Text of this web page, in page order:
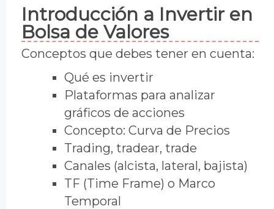
Introducción a Invertir en
Bolsa de Valores
Conceptos que debes tener en cuenta:
Qué es invertir
Plataformas para analizar
gráficos de acciones
Concepto: Curva de Precios
Trading, tradear, trade
Canales (alcista, lateral, bajista)
TF (Time Frame) o Marco
Temporal